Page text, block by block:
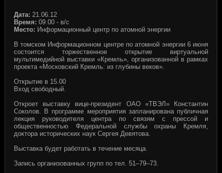
Дата: 21.06.12
Время: 09.00 - в/с
Место: Информационный центр по атомной энергии
В томском Информационном центре по атомной энергии 6 июня
состоится торжественное открытие виртуальной
мультимедийной выставки «Кремль», организованной в рамках
проекта «Московский Кремль: из глубины веков».
Открытие в 15.00
Вход свободный.
Откроет выставку вице-президент ОАО «ТВЭЛ» Константин
Соколов. В программе мероприятия запланирована публичная
лекция руководителя центра по связям с прессой и
общественностью Федеральной службы охраны Кремля,
доктора исторических наук Сергея Девятова.
Выставка будет работать в течение месяца.
Запись организованных групп по тел. 51–79–73.